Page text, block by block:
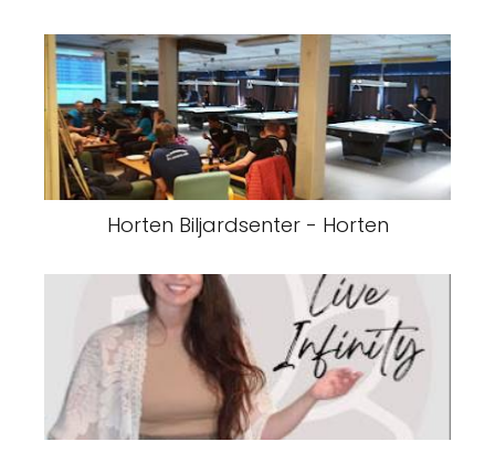
Horten Biljardsenter - Horten